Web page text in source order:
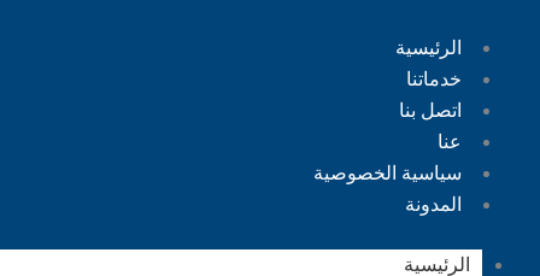
الرئيسية
خدماتنا
اتصل بنا
عنا
سياسية الخصوصية
المدونة
الرئيسية